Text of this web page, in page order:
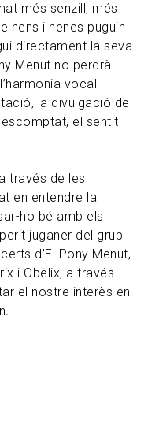
més senzill, més
nens i nenes puguin
directament la seva
Menut no perdrà
vocal
la divulgació de
el sentit
través de les
en entendre la
ho bé amb els
juganer del grup
d’El Pony Menut,
i Obèlix, a través
el nostre interès en